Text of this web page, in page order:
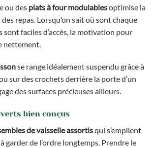
ou des plats à four modulablesoptimise la
repas. Lorsqu’on sait où sont chaque
sont faciles d’accès, la motivation pour
nettement.
se range idéalement suspendu grâce à
sur des crochets derrière la porte d’un
des surfaces précieuses ailleurs.
bien conçus
de vaisselle assortisqui s’empilent
garder de l’ordre longtemps. Prendre le